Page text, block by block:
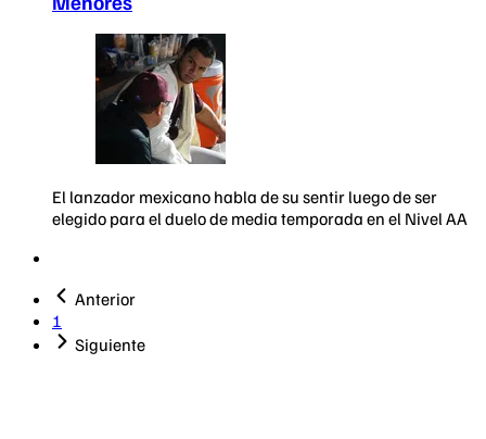
El lanzador mexicano habla de su sentir luego de ser
elegido para el duelo de media temporada en el Nivel AA
Anterior
1
Siguiente